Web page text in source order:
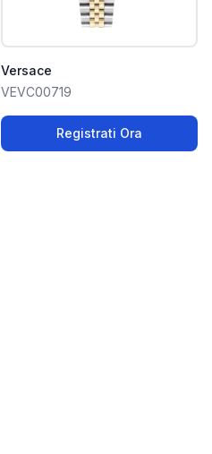
Versace
VEVC00719
Registrati Ora